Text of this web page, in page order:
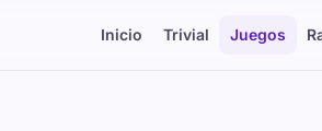
Inicio Trivial Juegos